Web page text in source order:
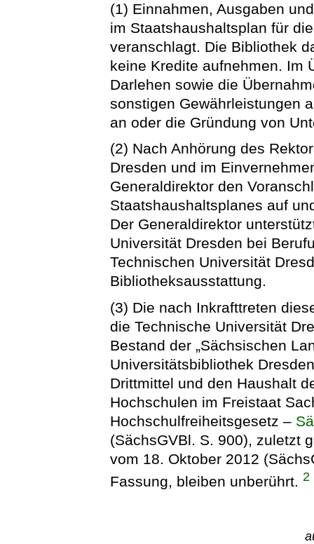
(1) Einnahmen, Ausgaben
im Staatshaushaltsplan für
veranschlagt. Die Bibliothek
keine Kredite aufnehmen. Im
Darlehen sowie die
sonstigen Gewährleistungen
an oder die Gründung von
(2) Nach Anhörung des
Dresden und im
Generaldirektor den
Staatshaushaltsplanes auf
Der Generaldirektor
Universität Dresden bei
Technischen Universität
Bibliotheksausstattung.
(3) Die nach Inkrafttreten
die Technische Universität
Bestand der „Sächsischen
Universitätsbibliothek
Drittmittel und den Haushalt
Hochschulen im Freistaat
Hochschulfreiheitsgesetz –
(SächsGVBl. S. 900), zuletzt
vom 18. Oktober 2012
Fassung, bleiben unberührt.2